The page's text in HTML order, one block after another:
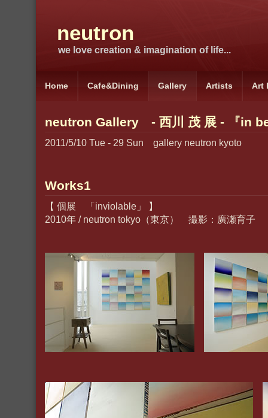
neutron
we love creation & imagination of life...
Home Cafe&Dining Gallery Artists Art
neutron Gallery - 西川 茂 展 - 『in
2011/5/10 Tue - 29 Sun gallery neutron kyoto
Works1
【 個展 「inviolable」 】
2010年 / neutron tokyo（東京） 撮影：廣瀬育子